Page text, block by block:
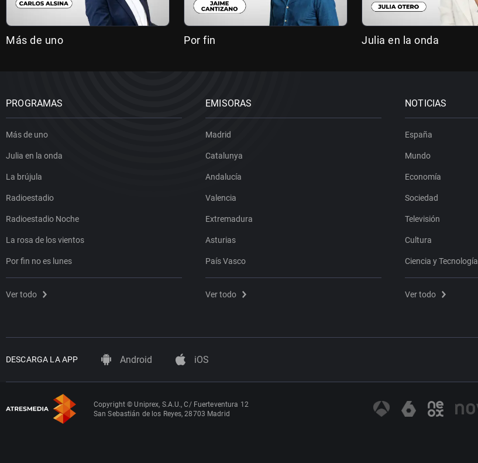
Más de uno Por fin Julia en la onda
PROGRAMAS
Más de uno
Julia en la onda
La brújula
Radioestadio
Radioestadio Noche
La rosa de los vientos
Por fin no es lunes
Ver todo
EMISORAS
Madrid
Catalunya
Andalucía
Valencia
Extremadura
Asturias
País Vasco
Ver todo
NOTICIAS
España
Mundo
Economía
Sociedad
Televisión
Cultura
Ciencia y Tecnología
Ver todo
DESCARGA LA APP Android iOS
Copyright © Uniprex, S.A.U., C/ Fuerteventura 12
San Sebastián de los Reyes, 28703 Madrid